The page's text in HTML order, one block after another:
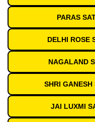
PARAS
DELHI ROSE
NAGALAND
SHRI
JAI LUXMI